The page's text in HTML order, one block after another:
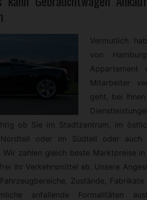
Vermutlich
von
Appartement
Mitarbeiter
geht, bei
ob Sie im Stadtzentrum, im
oder im Südteil oder
Wir zahlen gleich beste Marktpreise
Ihr Verkehrsmittel ab. Unsere
Fahrzeugbereiche, Zustände,
anfallende Formalitäten